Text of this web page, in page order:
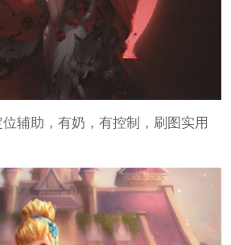
辅助，有奶，有控制，刷图实用